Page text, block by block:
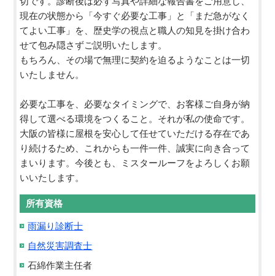
現在の状態から「今すぐ必要な工事」と「まだ急がなく
てよい工事」を、歴史学の視点と職人の知見を掛け合わ
せて包み隠さずご説明いたします。
もちろん、その場で無理に契約を迫るようなことは一切
いたしません。
必要な工事を、必要なタイミングで、お客様ご自身が納
得して選べる環境をつくること。それが私の使命です。
大阪の皆様に屋根を安心して任せていただける存在であ
り続けるため、これからも一件一件、誠実に向き合って
まいります。今後とも、ミスタールーフをよろしくお願
いいたします。
所有資格
雨漏り診断士
自然災害調査士
石綿作業主任者